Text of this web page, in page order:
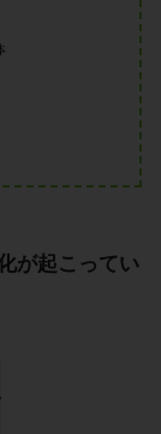
が起こってい